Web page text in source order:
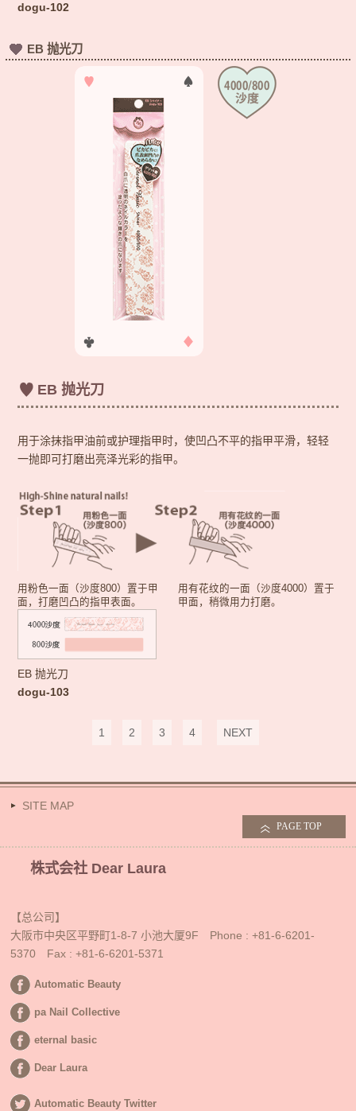
dogu-102
EB 抛光刀
EB 抛光刀
用于涂抹指甲油前或护理指甲时，使凹凸不平的指甲平滑，轻轻
一抛即可打磨出亮泽光彩的指甲。
用粉色一面（沙度800）置于甲
面，打磨凹凸的指甲表面。
用有花纹的一面（沙度4000）置于
甲面，稍微用力打磨。
EB 抛光刀
dogu-103
1 2 3 4 NEXT
SITE MAP
PAGE TOP
株式会社 Dear Laura
【总公司】
大阪市中央区平野町1-8-7 小池大厦9F Phone : +81-6-6201-
5370 Fax : +81-6-6201-5371
Automatic Beauty
pa Nail Collective
eternal basic
Dear Laura
Automatic Beauty Twitter